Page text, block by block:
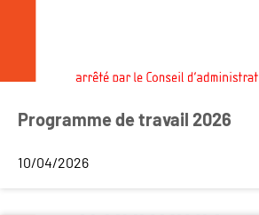
Programme de travail 2026
10/04/2026